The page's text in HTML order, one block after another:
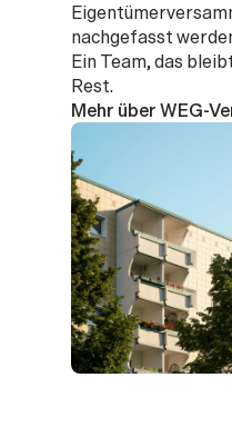
nachgefasst
Ein Team, das
Rest.
Mehr über WEG-